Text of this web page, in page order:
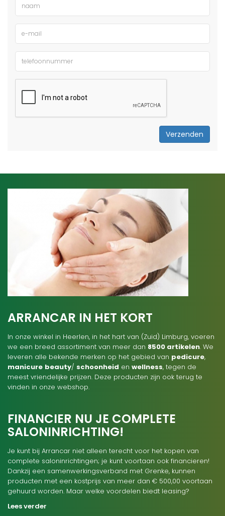
Verzenden
ARRANCAR IN HET KORT
In onze winkel in Heerlen, in het hart van (Zuid) Limburg, voeren
we een breed assortiment van meer dan 8500 artikelen. We
leveren alle bekende merken op het gebied van pedicure,
manicure beauty/ schoonheid en wellness, tegen de
meest vriendelijke prijzen. Deze producten zijn ook terug te
vinden in onze webshop.
FINANCIER NU JE COMPLETE
SALONINRICHTING!
Je kunt bij Arrancar niet alleen terecht voor het kopen van
complete saloninrichtingen; je kunt voortaan ook financieren!
Dankzij een samenwerkingsverband met Grenke, kunnen
producten met een kostprijs van meer dan € 500,00 voortaan
gehuurd worden. Maar welke voordelen biedt leasing?
Lees verder